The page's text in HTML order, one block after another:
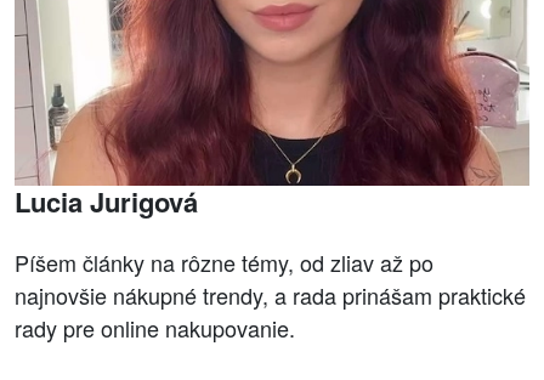
Lucia Jurigová
Píšem články na rôzne témy, od zliav až po
najnovšie nákupné trendy, a rada prinášam praktické
rady pre online nakupovanie.